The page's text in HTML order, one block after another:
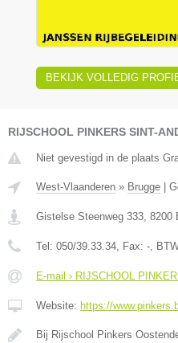
BEKIJK VOLLEDIG
RIJSCHOOL PINKERS SINT-
Niet gevestigd in de plaats
West-Vlaanderen » Brugge
Gistelse Steenweg 333, 8200
Tel: 050/39.33.34, Fax: -,
E-mail › RIJSCHOOL
Website: https://
Bij Rijschool Pinkers